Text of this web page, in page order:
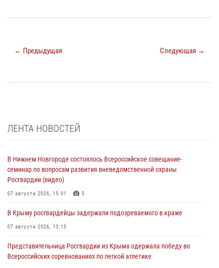
← Предыдущая Следующая →
ЛЕНТА НОВОСТЕЙ
В Нижнем Новгороде состоялось Всероссийское совещание-
семинар по вопросам развития вневедомственной охраны
Росгвардии (видео)
07 августа 2026, 15:01 5
В Крыму росгвардейцы задержали подозреваемого в краже
07 августа 2026, 13:15
Представительница Росгвардии из Крыма одержала победу во
Всероссийских соревнованиях по легкой атлетике